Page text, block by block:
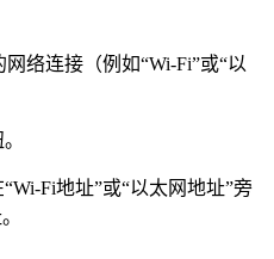
络连接（例如“Wi-Fi”或“以
Fi地址”或“以太网地址”旁